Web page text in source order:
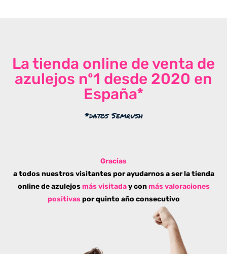
La tienda online de venta de
azulejos nº1 desde 2020 en
España*
*datos Semrush
Gracias
a todos nuestros visitantes por ayudarnos a ser la tienda
online de azulejos más visitaday conmás valoraciones
positivaspor quinto año consecutivo